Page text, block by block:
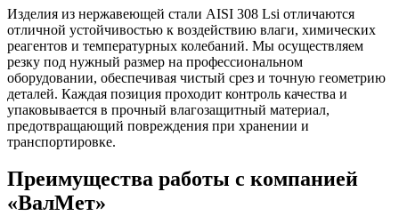
Изделия из нержавеющей стали AISI 308 Lsi отличаются
отличной устойчивостью к воздействию влаги, химических
реагентов и температурных колебаний. Мы осуществляем
резку под нужный размер на профессиональном
оборудовании, обеспечивая чистый срез и точную геометрию
деталей. Каждая позиция проходит контроль качества и
упаковывается в прочный влагозащитный материал,
предотвращающий повреждения при хранении и
транспортировке.
Преимущества работы с компанией
«ВалМет»